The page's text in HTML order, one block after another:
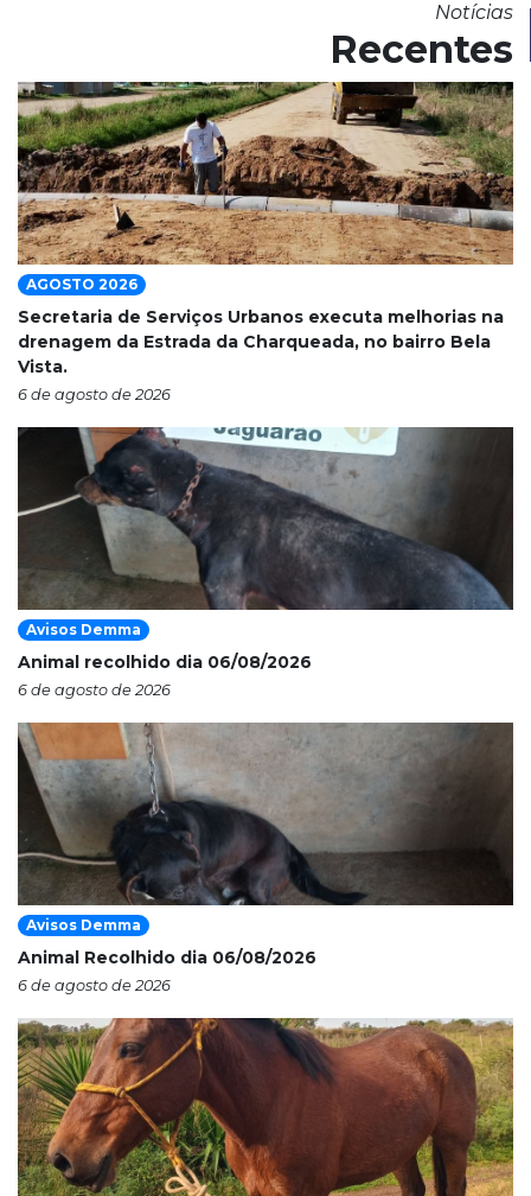
Notícias
Recentes
AGOSTO 2026
Secretaria de Serviços Urbanos executa melhorias na
drenagem da Estrada da Charqueada, no bairro Bela
Vista.
6 de agosto de 2026
Avisos Demma
Animal recolhido dia 06/08/2026
6 de agosto de 2026
Avisos Demma
Animal Recolhido dia 06/08/2026
6 de agosto de 2026